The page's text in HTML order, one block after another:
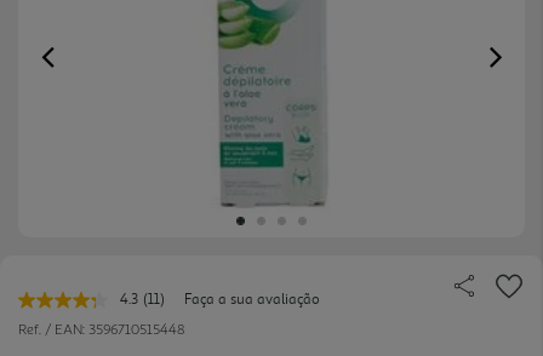
Previous
4.3 Leu
11
(11)
Faça a sua avaliação
Ref. / EAN: 3596710515448